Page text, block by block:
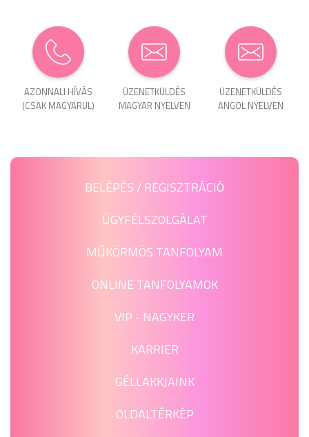
AZONNALI HÍVÁS
(CSAK MAGYARUL)
ÜZENET­KÜLDÉS
MAGYAR NYELVEN
ÜZENET­KÜLDÉS
ANGOL NYELVEN
BELÉPÉS / REGISZTRÁCIÓ
ÜGYFÉLSZOLGÁLAT
MŰKÖRMÖS TANFOLYAM
ONLINE TANFOLYAMOK
VIP - NAGYKER
KARRIER
GÉLLAKKJAINK
OLDALTÉRKÉP